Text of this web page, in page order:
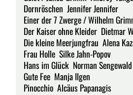
Dornröschen Jennifer Jennifer
Einer der 7 Zwerge / Wilhelm
Der Kaiser ohne Kleider Dietmar
Die kleine Meerjungfrau Alena
Frau Holle Silke Jahn-Popov
Hans im Glück Norman Sengewald
Gute Fee Manja Ilgen
Pinocchio Alcäus Papanagis